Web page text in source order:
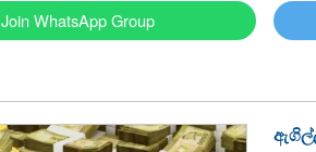
Join WhatsApp Group